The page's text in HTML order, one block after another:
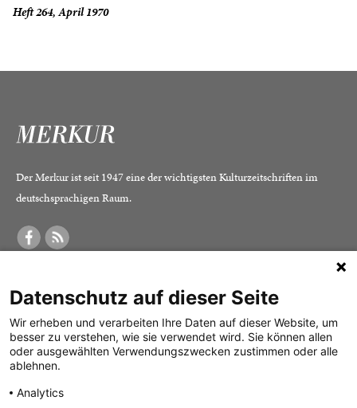
Heft 264, April 1970
Der Merkur ist seit 1947 eine der wichtigsten Kulturzeitschriften im
deutschsprachigen Raum.
Was ist der Merkur?
Herausgeber /
Redaktion
Verlag
Alle Abos im Überblick
Print-Abo
Digital-Abo
Impressum
Datenschutz
Mediadaten
Datenschutz auf dieser Seite
Wir erheben und verarbeiten Ihre Daten auf dieser Website, um
besser zu verstehen, wie sie verwendet wird. Sie können allen
oder ausgewählten Verwendungszwecken zustimmen oder alle
ablehnen.
Analytics